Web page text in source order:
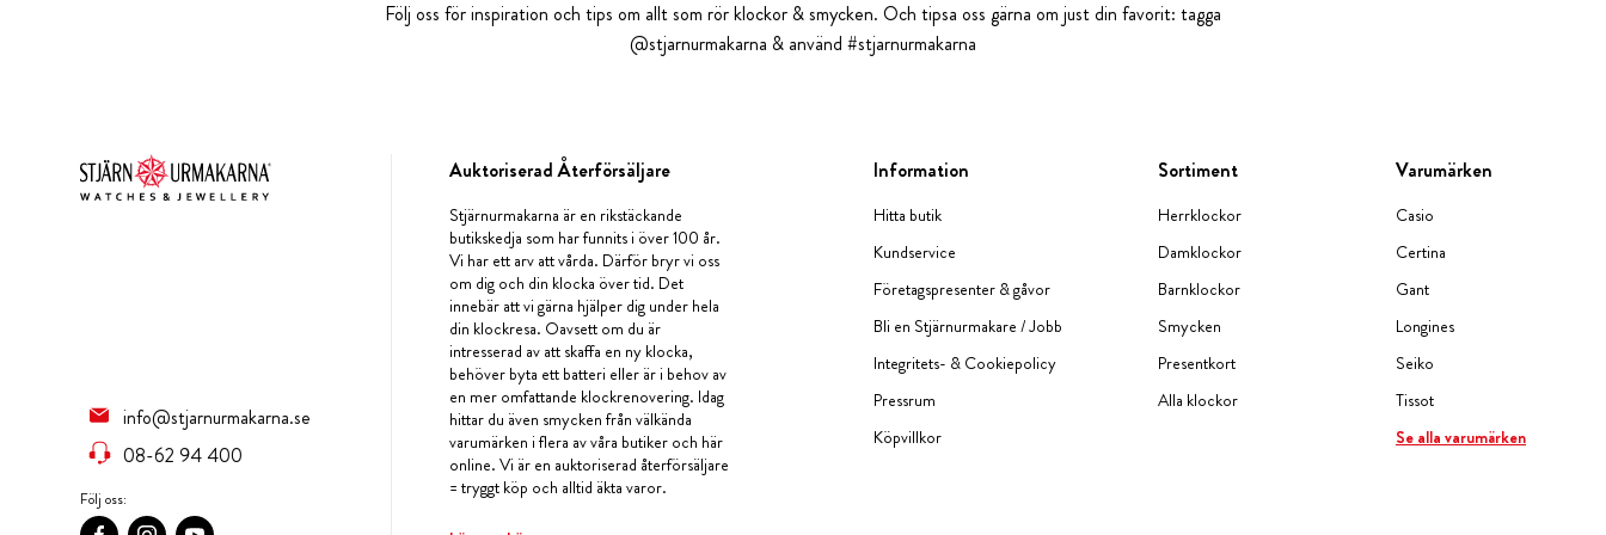
Följ oss för inspiration och tips om allt som rör klockor & smycken. Och tipsa oss gärna om just din favorit: tagga
@stjarnurmakarna & använd #stjarnurmakarna
info@stjarnurmakarna.se
08-62 94 400
Följ oss:
Auktoriserad Återförsäljare
Stjärnurmakarna är en rikstäckande
butikskedja som har funnits i över 100 år.
Vi har ett arv att vårda. Därför bryr vi oss
om dig och din klocka över tid. Det
innebär att vi gärna hjälper dig under hela
din klockresa. Oavsett om du är
intresserad av att skaffa en ny klocka,
behöver byta ett batteri eller är i behov av
en mer omfattande klockrenovering. Idag
hittar du även smycken från välkända
varumärken i flera av våra butiker och här
online. Vi är en auktoriserad återförsäljare
= tryggt köp och alltid äkta varor.
Information
Hitta butik
Kundservice
Företagspresenter & gåvor
Bli en Stjärnurmakare / Jobb
Integritets- & Cookiepolicy
Pressrum
Köpvillkor
Sortiment
Herrklockor
Damklockor
Barnklockor
Smycken
Presentkort
Alla klockor
Varumärken
Casio
Certina
Gant
Longines
Seiko
Tissot
Se alla varumärken